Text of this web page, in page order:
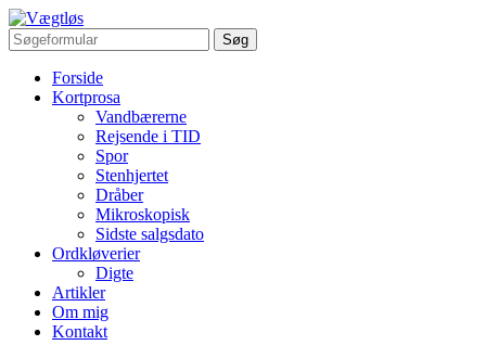
Forside
Kortprosa
Vandbærerne
Rejsende i TID
Spor
Stenhjertet
Dråber
Mikroskopisk
Sidste salgsdato
Ordkløverier
Digte
Artikler
Om mig
Kontakt